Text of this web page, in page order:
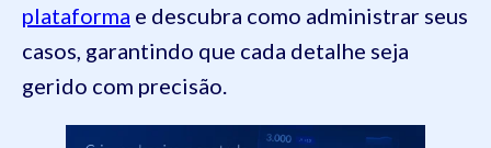
plataforma e descubra como administrar seus
casos, garantindo que cada detalhe seja
gerido com precisão.